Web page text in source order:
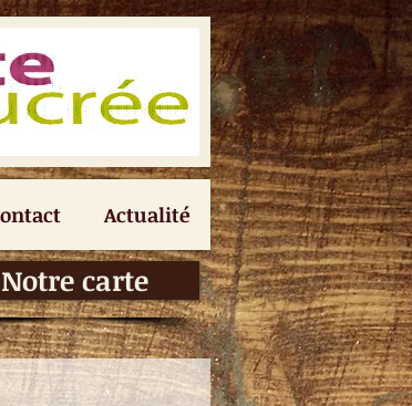
Actualité
Notre carte